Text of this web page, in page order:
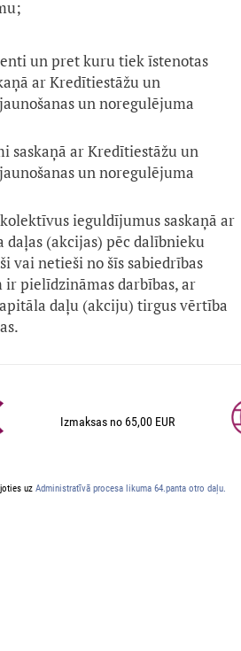
un pret kuru tiek īstenotas
ar Kredītiestāžu un
un noregulējuma
saskaņā ar Kredītiestāžu un
un noregulējuma
ieguldījumus saskaņā ar
(akcijas) pēc dalībnieku
netieši no šīs sabiedrības
pielīdzināmas darbības, ar
daļu (akciju) tirgus vērtība
Izmaksas no 65,00 EUR
uz Administratīvā procesa likuma 64.panta otro daļu.